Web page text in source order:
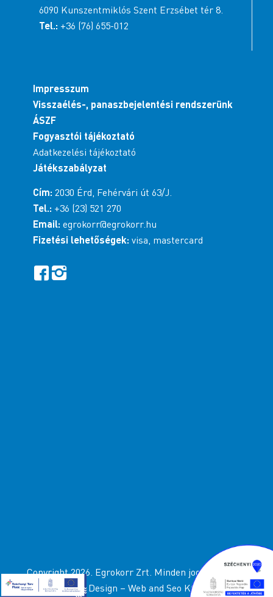
6090 Kunszentmiklós Szent Erzsébet tér 8.
Tel.: +36 (76) 655-012
Impresszum
Visszaélés-, panaszbejelentési rendszerünk
ÁSZF
Fogyasztói tájékoztató
Adatkezelési tájékoztató
Játékszabályzat
Cím: 2030 Érd, Fehérvári út 63/J.
Tel.: +36 (23) 521 270
Email: egrokorr@egrokorr.hu
Fizetési lehetőségek: visa, mastercard
Copyright 2026. Egrokorr Zrt. Minden jog fenttartva
Design – Web and Seo Kft